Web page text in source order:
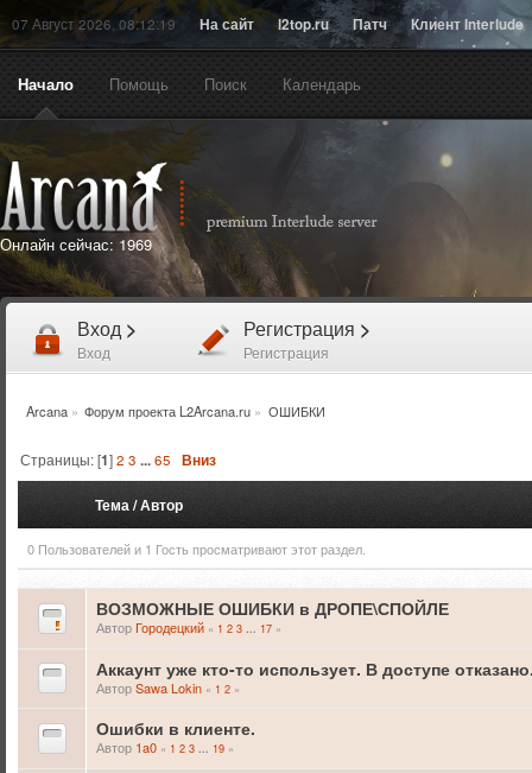
07 Август 2026, 08:12:19 На сайт l2top.ru Патч Клиент Interlude
Начало Помощь Поиск Календарь
Онлайн сейчас: 1969
Вход >
Вход
Регистрация >
Регистрация
Arcana» Форум проекта L2Arcana.ru » ОШИБКИ
Страницы: [1]2 3 ...65 Вниз
Тема/Автор
0 Пользователей и 1 Гость просматривают этот раздел.
ВОЗМОЖНЫЕ ОШИБКИ в ДРОПЕ\СПОЙЛЕ
Автор Городецкий « 1 2 3 ... 17 »
Аккаунт уже кто-то использует. В доступе
АвторSawa Lokin « 1 2 »
Ошибки в клиенте.
Автор 1a0 « 1 2 3 ... 19 »